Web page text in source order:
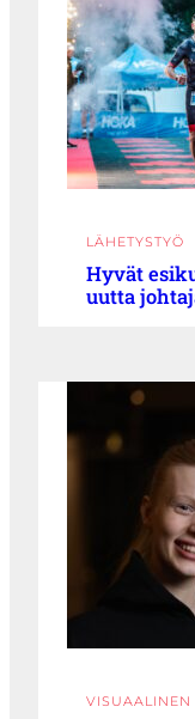
LÄHETYSTYÖ
Hyvät
uutta
VISUAALINEN